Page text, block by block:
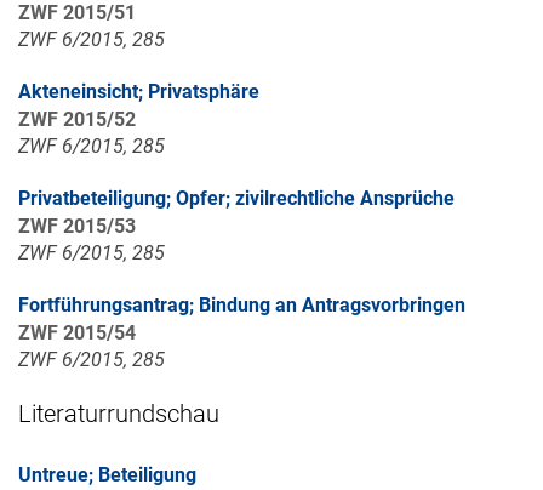
ZWF 2015/51
ZWF 6/2015, 285
Akteneinsicht; Privatsphäre
ZWF 2015/52
ZWF 6/2015, 285
Privatbeteiligung; Opfer; zivilrechtliche Ansprüche
ZWF 2015/53
ZWF 6/2015, 285
Fortführungsantrag; Bindung an Antragsvorbringen
ZWF 2015/54
ZWF 6/2015, 285
Literaturrundschau
Untreue; Beteiligung